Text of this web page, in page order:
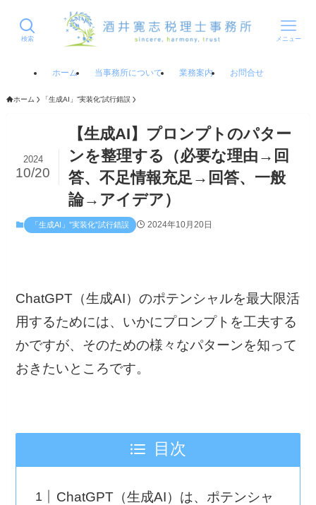
検索 メニュー
ホーム 当事務所について 業務案内 お問合せ
ホーム 「生成AI」”実装化”試行錯誤
【生成AI】プロンプトのパター
ンを整理する（必要な理由→回
答、不足情報充足→回答、一般
論→アイデア）
2024
10/20
「生成AI」”実装化”試行錯誤 2024年10月20日
ChatGPT（生成AI）のポテンシャルを最大限活
用するためには、いかにプロンプトを工夫する
かですが、そのための様々なパターンを知って
おきたいところです。
目次
ChatGPT（生成AI）は、ポテンシャ